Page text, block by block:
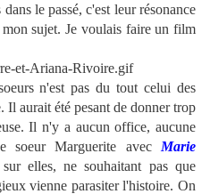
le passé, c'est leur résonance
sujet. Je voulais faire un film
n'est pas du tout celui des
Il aurait été pesant de donner trop
Il n'y a aucun office, aucune
soeur Marguerite avec Marie
elles, ne souhaitant pas que
vienne parasiter l'histoire. On